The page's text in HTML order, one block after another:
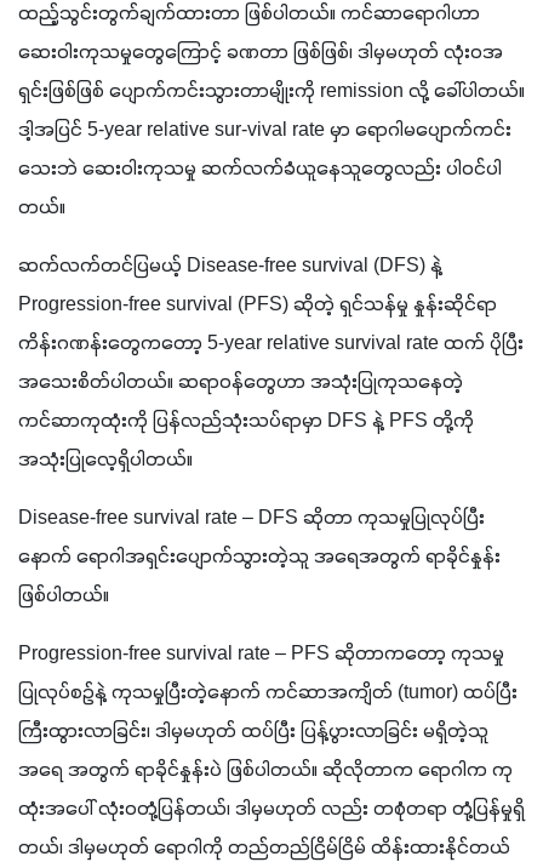
ထည့်သွင်းတွက်ချက်ထားတာ ဖြစ်ပါတယ်။ ကင်ဆာရောဂါဟာ
ဆေးဝါးကုသမှုတွေကြောင့် ခဏတာ ဖြစ်ဖြစ်၊ ဒါမှမဟုတ် လုံးဝအ
ရှင်းဖြစ်ဖြစ် ပျောက်ကင်းသွားတာမျိုးကို remission လို့ ခေါ်ပါတယ်။
ဒါ့အပြင် 5-year relative sur-vival rate မှာ ရောဂါမပျောက်ကင်း
သေးဘဲ ဆေးဝါးကုသမှု ဆက်လက်ခံယူနေသူတွေလည်း ပါဝင်ပါ
တယ်။
ဆက်လက်တင်ပြမယ့် Disease-free survival (DFS) နဲ့
Progression-free survival (PFS) ဆိုတဲ့ ရှင်သန်မှု နှုန်းဆိုင်ရာ
ကိန်းဂဏန်းတွေကတော့ 5-year relative survival rate ထက် ပိုပြီး
အသေးစိတ်ပါတယ်။ ဆရာဝန်တွေဟာ အသုံးပြုကုသနေတဲ့
ကင်ဆာကုထုံးကို ပြန်လည်သုံးသပ်ရာမှာ DFS နဲ့ PFS တို့ကို
အသုံးပြုလေ့ရှိပါတယ်။
Disease-free survival rate – DFS ဆိုတာ ကုသမှုပြုလုပ်ပြီး
နောက် ရောဂါအရှင်းပျောက်သွားတဲ့သူ အရေအတွက် ရာခိုင်နှုန်း
ဖြစ်ပါတယ်။
Progression-free survival rate – PFS ဆိုတာကတော့ ကုသမှု
ပြုလုပ်စဉ်နဲ့ ကုသမှုပြီးတဲ့နောက် ကင်ဆာအကျိတ် (tumor) ထပ်ပြီး
ကြီးထွားလာခြင်း၊ ဒါမှမဟုတ် ထပ်ပြီး ပြန့်ပွားလာခြင်း မရှိတဲ့သူ
အရေ အတွက် ရာခိုင်နှုန်းပဲ ဖြစ်ပါတယ်။ ဆိုလိုတာက ရောဂါက ကု
ထုံးအပေါ် လုံးဝတုံ့ပြန်တယ်၊ ဒါမှမဟုတ် လည်း တစုံတရာ တုံ့ပြန်မှုရှိ
တယ်၊ ဒါမှမဟုတ် ရောဂါကို တည်တည်ငြိမ်ငြိမ် ထိန်းထားနိုင်တယ်